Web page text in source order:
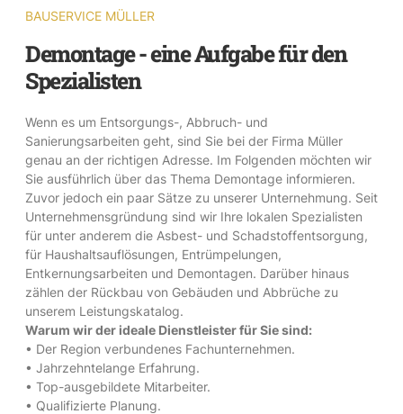
BAUSERVICE MÜLLER
Demontage - eine Aufgabe für den
Spezialisten
Wenn es um Entsorgungs-, Abbruch- und
Sanierungsarbeiten geht, sind Sie bei der Firma Müller
genau an der richtigen Adresse. Im Folgenden möchten wir
Sie ausführlich über das Thema Demontage informieren.
Zuvor jedoch ein paar Sätze zu unserer Unternehmung. Seit
Unternehmensgründung sind wir Ihre lokalen Spezialisten
für unter anderem die Asbest- und Schadstoffentsorgung,
für Haushaltsauflösungen, Entrümpelungen,
Entkernungsarbeiten und Demontagen. Darüber hinaus
zählen der Rückbau von Gebäuden und Abbrüche zu
unserem Leistungskatalog.
Warum wir der ideale Dienstleister für Sie sind:
• Der Region verbundenes Fachunternehmen.
• Jahrzehntelange Erfahrung.
• Top-ausgebildete Mitarbeiter.
• Qualifizierte Planung.